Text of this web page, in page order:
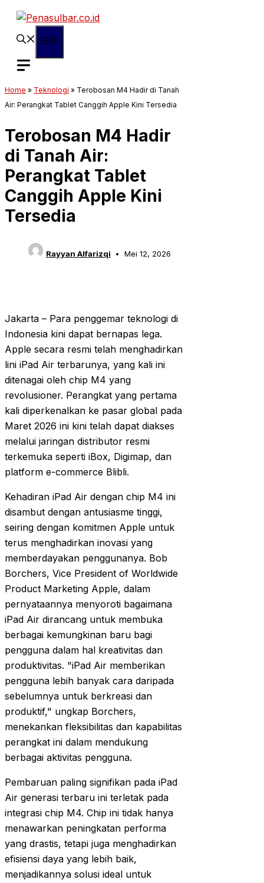
Langsung
Home » Teknologi » Terobosan M4 Hadir di Tanah
Air: Perangkat Tablet Canggih Apple Kini Tersedia
Terobosan M4 Hadir
di Tanah Air:
Perangkat Tablet
Canggih Apple Kini
Tersedia
Rayyan Alfarizqi Mei 12, 2026
Jakarta – Para penggemar teknologi di
Indonesia kini dapat bernapas lega.
Apple secara resmi telah menghadirkan
lini iPad Air terbarunya, yang kali ini
ditenagai oleh chip M4 yang
revolusioner. Perangkat yang pertama
kali diperkenalkan ke pasar global pada
Maret 2026 ini kini telah dapat diakses
melalui jaringan distributor resmi
terkemuka seperti iBox, Digimap, dan
platform e-commerce Blibli.
Kehadiran iPad Air dengan chip M4 ini
disambut dengan antusiasme tinggi,
seiring dengan komitmen Apple untuk
terus menghadirkan inovasi yang
memberdayakan penggunanya. Bob
Borchers, Vice President of Worldwide
Product Marketing Apple, dalam
pernyataannya menyoroti bagaimana
iPad Air dirancang untuk membuka
berbagai kemungkinan baru bagi
pengguna dalam hal kreativitas dan
produktivitas. "iPad Air memberikan
pengguna lebih banyak cara daripada
sebelumnya untuk berkreasi dan
produktif," ungkap Borchers,
menekankan fleksibilitas dan kapabilitas
perangkat ini dalam mendukung
berbagai aktivitas pengguna.
Pembaruan paling signifikan pada iPad
Air generasi terbaru ini terletak pada
integrasi chip M4. Chip ini tidak hanya
menawarkan peningkatan performa
yang drastis, tetapi juga menghadirkan
efisiensi daya yang lebih baik,
menjadikannya solusi ideal untuk